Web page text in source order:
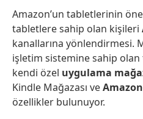
Amazon’un tabletlerinin
tabletlere sahip olan kişileri
kanallarına yönlendirmesi.
işletim sistemine sahip olan
kendi özel uygulama
Kindle Mağazası ve
özellikler bulunuyor.